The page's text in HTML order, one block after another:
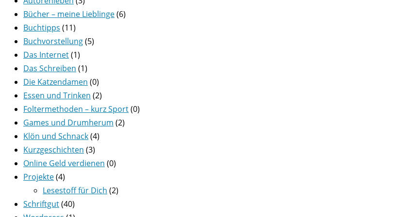
Bücher – meine Lieblinge(6)
Buchtipps (11)
Buchvorstellung(5)
Das Internet(1)
Das Schreiben (1)
Die Katzendamen (0)
Essen und Trinken (2)
Foltermethoden – kurz Sport(0)
Games und Drumherum (2)
Klön und Schnack(4)
Kurzgeschichten (3)
Online Geld verdienen (0)
Projekte(4)
Lesestoff für Dich (2)
Schriftgut(40)